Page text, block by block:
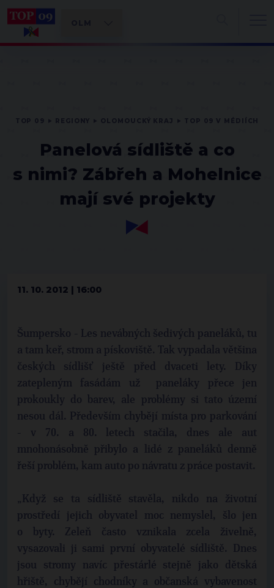
Panelová sídliště a co
s nimi? Zábřeh a Mohelnice
mají své projekty
11. 10. 2012 | 16:00
Šumpersko - Les nevábných šedivých paneláků, tu
a tam keř, strom a pískoviště. Tak vypadala většina
českých sídlišť ještě před dvaceti lety. Díky
zatepleným fasádám už paneláky přece jen
prokoukly do barev, ale problémy si tato území
nesou dál. Především chybějí místa pro parkování
- v 70. a 80. letech stačila, dnes ale aut
mnohonásobně přibylo a lidé z paneláků denně
řeší problém, kam auto po návratu z práce postavit.
„Když se ta sídliště stavěla, nikdo na životní
prostředí jejich obyvatel moc nemyslel, šlo jen
o byty. Zeleň často vznikala zcela živelně,
vysazovali ji sami první obyvatelé sídliště. Dnes
jsou stromy navíc přestárlé stejně jako dětská
hřiště, chybějí chodníky a občanská vybavenost